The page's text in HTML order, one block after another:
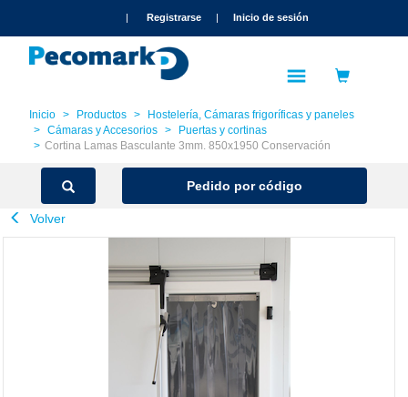
| Registrarse | Inicio de sesión
Inicio Productos
Hostelería, Cámaras frigoríficas y paneles
Cámaras y Accesorios
Puertas y cortinas
Cortina Lamas Basculante 3mm. 850x1950 Conservación
Pedido por código
Volver